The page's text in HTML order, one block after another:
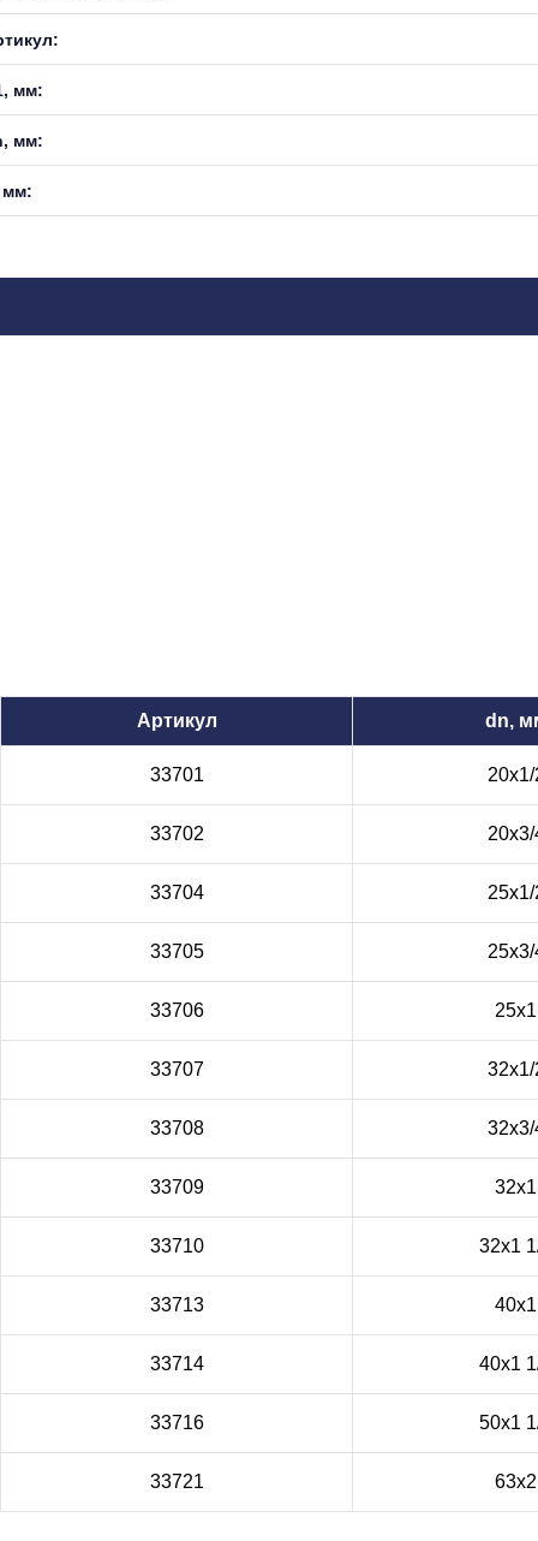
мм:
мм:
мм:
Артикул dn,
33701 20x1/
33702 20x3/
33704 25x1/
33705 25x3/
33706 25x1
33707 32x1/
33708 32x3/
33709 32x1
33710 32x1
33713 40х1
33714 40х1
33716 50х1
33721 63х2